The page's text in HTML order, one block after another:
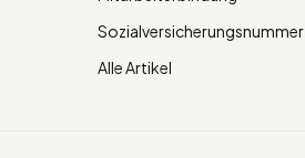
Sozialversicherungsnummer
Alle Artikel